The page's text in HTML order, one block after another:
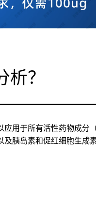
？
用于所有活性药物成分
胰岛素和促红细胞生成